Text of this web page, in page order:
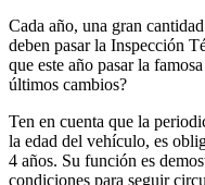
Cada año, una gran
deben pasar la Inspección
que este año pasar la
últimos cambios?
Ten en cuenta que la
la edad del vehículo, es
4 años. Su función es
condiciones para seguir